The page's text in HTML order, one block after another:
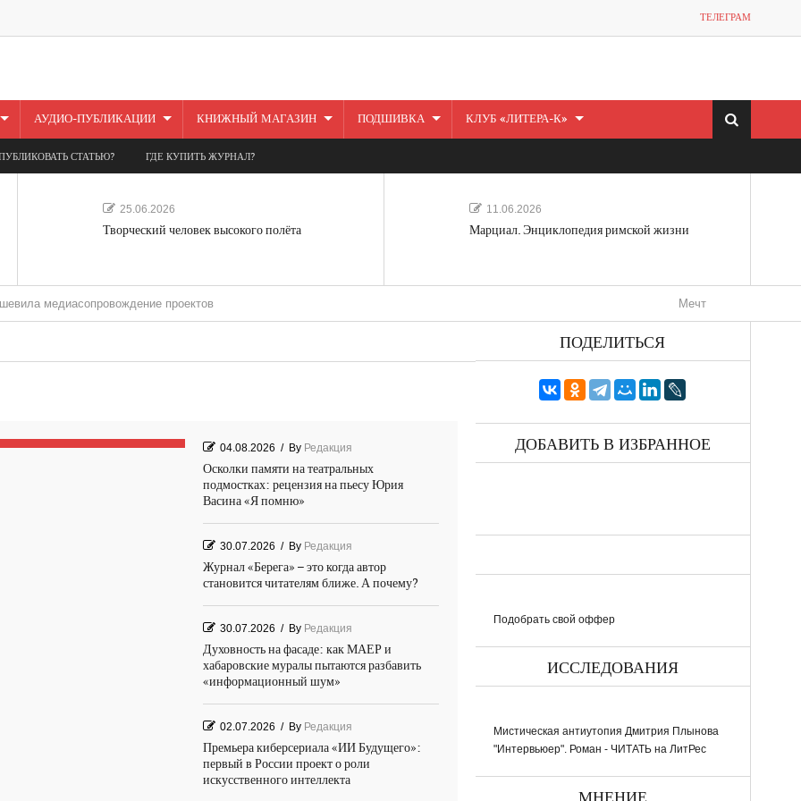
ТЕЛЕГРАМ
АУДИО-ПУБЛИКАЦИИ КНИЖНЫЙ МАГАЗИН ПОДШИВКА КЛУБ «ЛИТЕРА-К»
СТАТЬЮ? ГДЕ КУПИТЬ ЖУРНАЛ?
25.06.2026
Творческий человек высокого полёта
11.06.2026
Марциал. Энциклопедия римской жизни
проектов Мечта, не отдавайся!
04.08.2026 / By Редакция
Осколки памяти на театральных
подмостках: рецензия на пьесу Юрия
Васина «Я помню»
30.07.2026 / By Редакция
Журнал «Берега» – это когда автор
становится читателям ближе. А почему?
30.07.2026 / By Редакция
Духовность на фасаде: как МАЕР и
хабаровские муралы пытаются разбавить
«информационный шум»
02.07.2026 / By Редакция
Премьера киберсериала «ИИ Будущего»:
первый в России проект о роли
искусственного интеллекта
ПОДЕЛИТЬСЯ
ДОБАВИТЬ В ИЗБРАННОЕ
Подобрать свой оффер
ИССЛЕДОВАНИЯ
Мистическая антиутопия Дмитрия Плынова
"Интервьюер". Роман - ЧИТАТЬ на ЛитРес